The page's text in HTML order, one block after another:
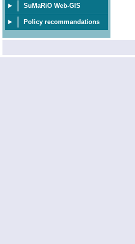
SuMaRiO Web-GIS
Policy recommandations